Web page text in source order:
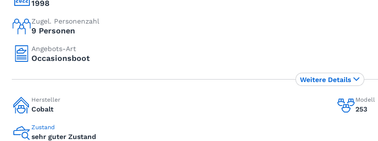
1998
Zugel. Personenzahl
9 Personen
Angebots-Art
Occasionsboot
Hersteller
Cobalt
Modell
253
Zustand
sehr guter Zustand
Weitere Details